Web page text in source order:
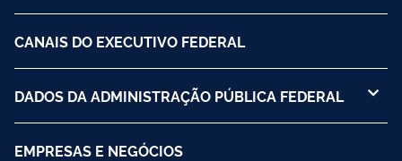
CANAIS DO EXECUTIVO FEDERAL
DADOS DA ADMINISTRAÇÃO PÚBLICA FEDERAL
EMPRESAS E NEGÓCIOS